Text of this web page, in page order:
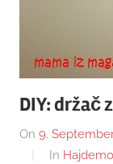
DIY: držač
On 9.
In